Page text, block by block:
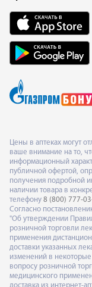
Цены в аптеках могут
ваше внимание на то,
информационный
публичной офертой,
получения подробной
наличии товара в
телефону 8 (800) 777-
Согласно
"Об утверждении
розничной торговли
применения
доставки указанных
изменений в
вопросу розничной
медицинского